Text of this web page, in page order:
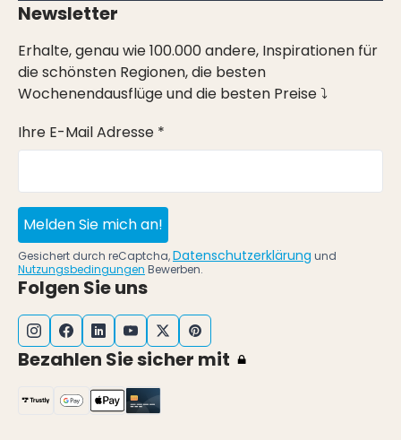
Newsletter
Erhalte, genau wie 100.000 andere, Inspirationen für
die schönsten Regionen, die besten
Wochenendausflüge und die besten Preise ⤵
Ihre E-Mail Adresse *
Melden Sie mich an!
Gesichert durch reCaptcha,Datenschutzerklärung und
Nutzungsbedingungen Bewerben.
Folgen Sie uns
Bezahlen Sie sicher mit